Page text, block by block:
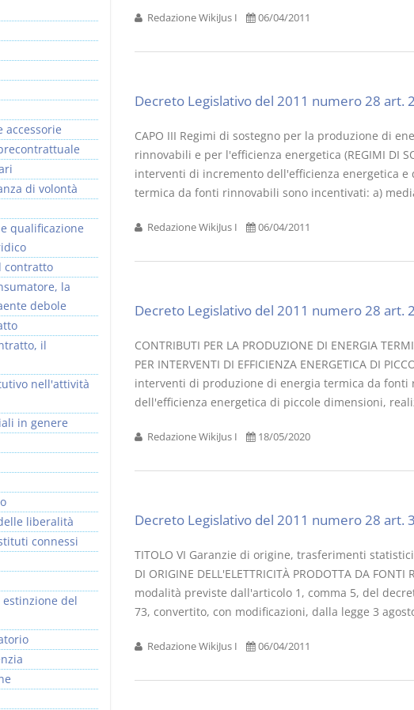
Redazione WikiJus I 06/04/2011
Decreto Legislativo del 2011 numero 28 art.
CAPO III Regimi di sostegno per la produzione di
rinnovabili e per l'efficienza energetica (REGIMI DI
interventi di incremento dell'efficienza energetica
termica da fonti rinnovabili sono incentivati: a)
Redazione WikiJus I 06/04/2011
Decreto Legislativo del 2011 numero 28 art.
CONTRIBUTI PER LA PRODUZIONE DI ENERGIA
PER INTERVENTI DI EFFICIENZA ENERGETICA DI
interventi di produzione di energia termica da
dell'efficienza energetica di piccole dimensioni,
Redazione WikiJus I 18/05/2020
Decreto Legislativo del 2011 numero 28 art.
TITOLO VI Garanzie di origine, trasferimenti
DI ORIGINE DELL'ELETTRICITÀ PRODOTTA DA
modalità previste dall'articolo 1, comma 5, del
73, convertito, con modificazioni, dalla legge 3
Redazione WikiJus I 06/04/2011
accessorie
di volontà
qualificazione
contratto
la
debole
il
nell'attività
in genere
liberalità
connessi
del